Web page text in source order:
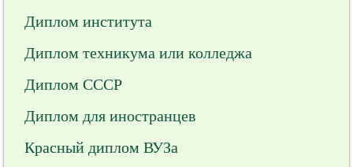
Диплом института
Диплом техникума или колледжа
Диплом СССР
Диплом для иностранцев
Красный диплом ВУЗа